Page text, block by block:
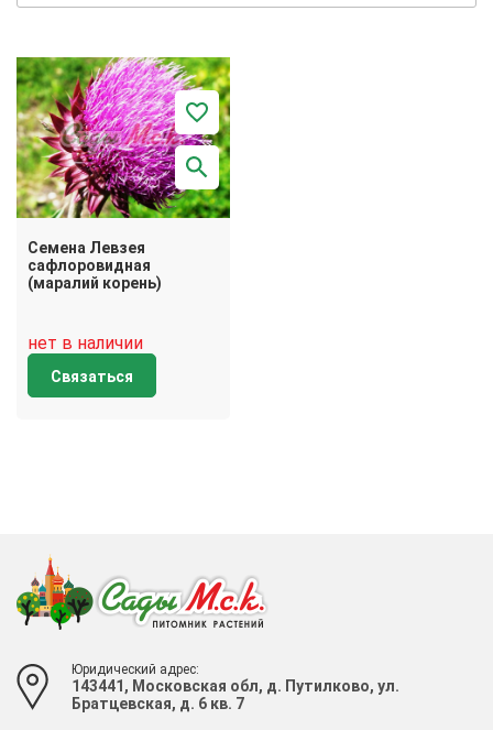
Семена Левзея
сафлоровидная
(маралий корень)
нет в наличии
Связаться
Юридический адрес:
143441, Московская обл, д. Путилково, ул.
Братцевская, д. 6 кв. 7